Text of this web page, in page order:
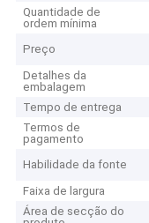
Quantidade de
ordem mínima
Preço
Detalhes da
embalagem
Tempo de entrega
Termos de
pagamento
Habilidade da fonte
Faixa de largura
Área de secção do